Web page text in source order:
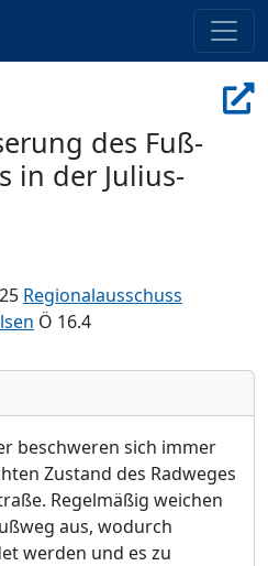
des Fuß-
in der Julius-
Regionalausschuss
Ö 16.4
beschweren sich immer
Zustand des Radweges
e. Regelmäßig weichen
weg aus, wodurch
werden und es zu